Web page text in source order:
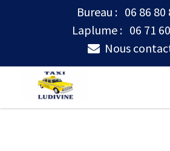
Bureau : 06 86 80
Laplume : 06 71
Nous